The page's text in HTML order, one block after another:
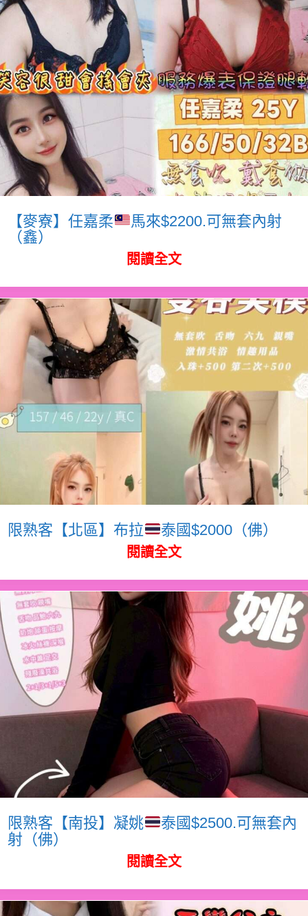
【麥寮】任嘉柔
馬來$2200.可無套內射
（鑫）
閱讀全文
限熟客【北區】布拉 泰國$2000（佛）
閱讀全文
限熟客【南投】凝姚
泰國$2500.可無套內
射（佛）
閱讀全文